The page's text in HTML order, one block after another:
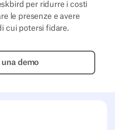
per ridurre i costi
le presenze e avere
cui potersi fidare.
una demo